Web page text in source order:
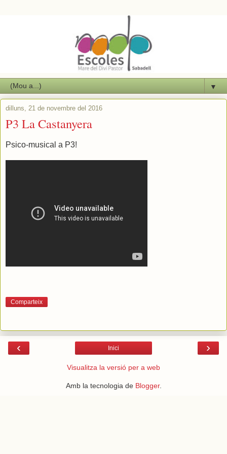
▼
dilluns, 21 de novembre del 2016
P3 La Castanyera
Psico-musical a P3!
Comparteix
‹ ›
Inici
Visualitza la versió per a web
Amb la tecnologia de Blogger.